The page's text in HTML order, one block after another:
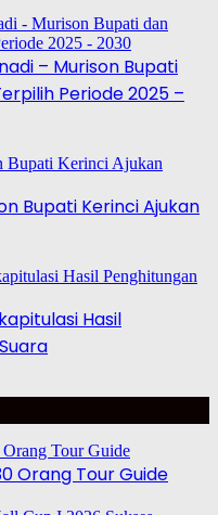
– Murison Bupati
Periode 2025 –
Bupati Kerinci Ajukan
Hasil
Orang Tour Guide